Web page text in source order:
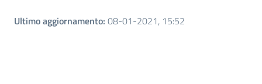
Ultimo aggiornamento: 08-01-2021, 15:52